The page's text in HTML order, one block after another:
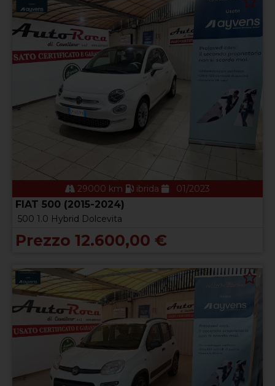
29000 km ibrida 01/2023
FIAT 500 (2015-2024)
500 1.0 Hybrid Dolcevita
Prezzo 12.600,00 €